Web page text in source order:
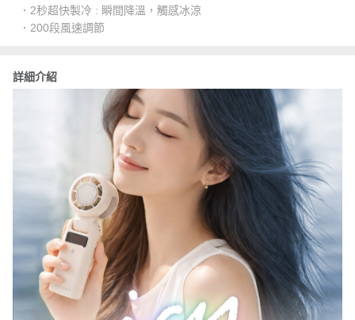
．2秒超快製冷 : 瞬間降溫，觸感冰涼
．200段風速調節
詳細介紹